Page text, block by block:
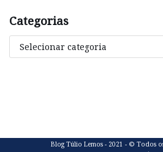
Categorias
Blog Túlio Lemos - 2021 - © Todos